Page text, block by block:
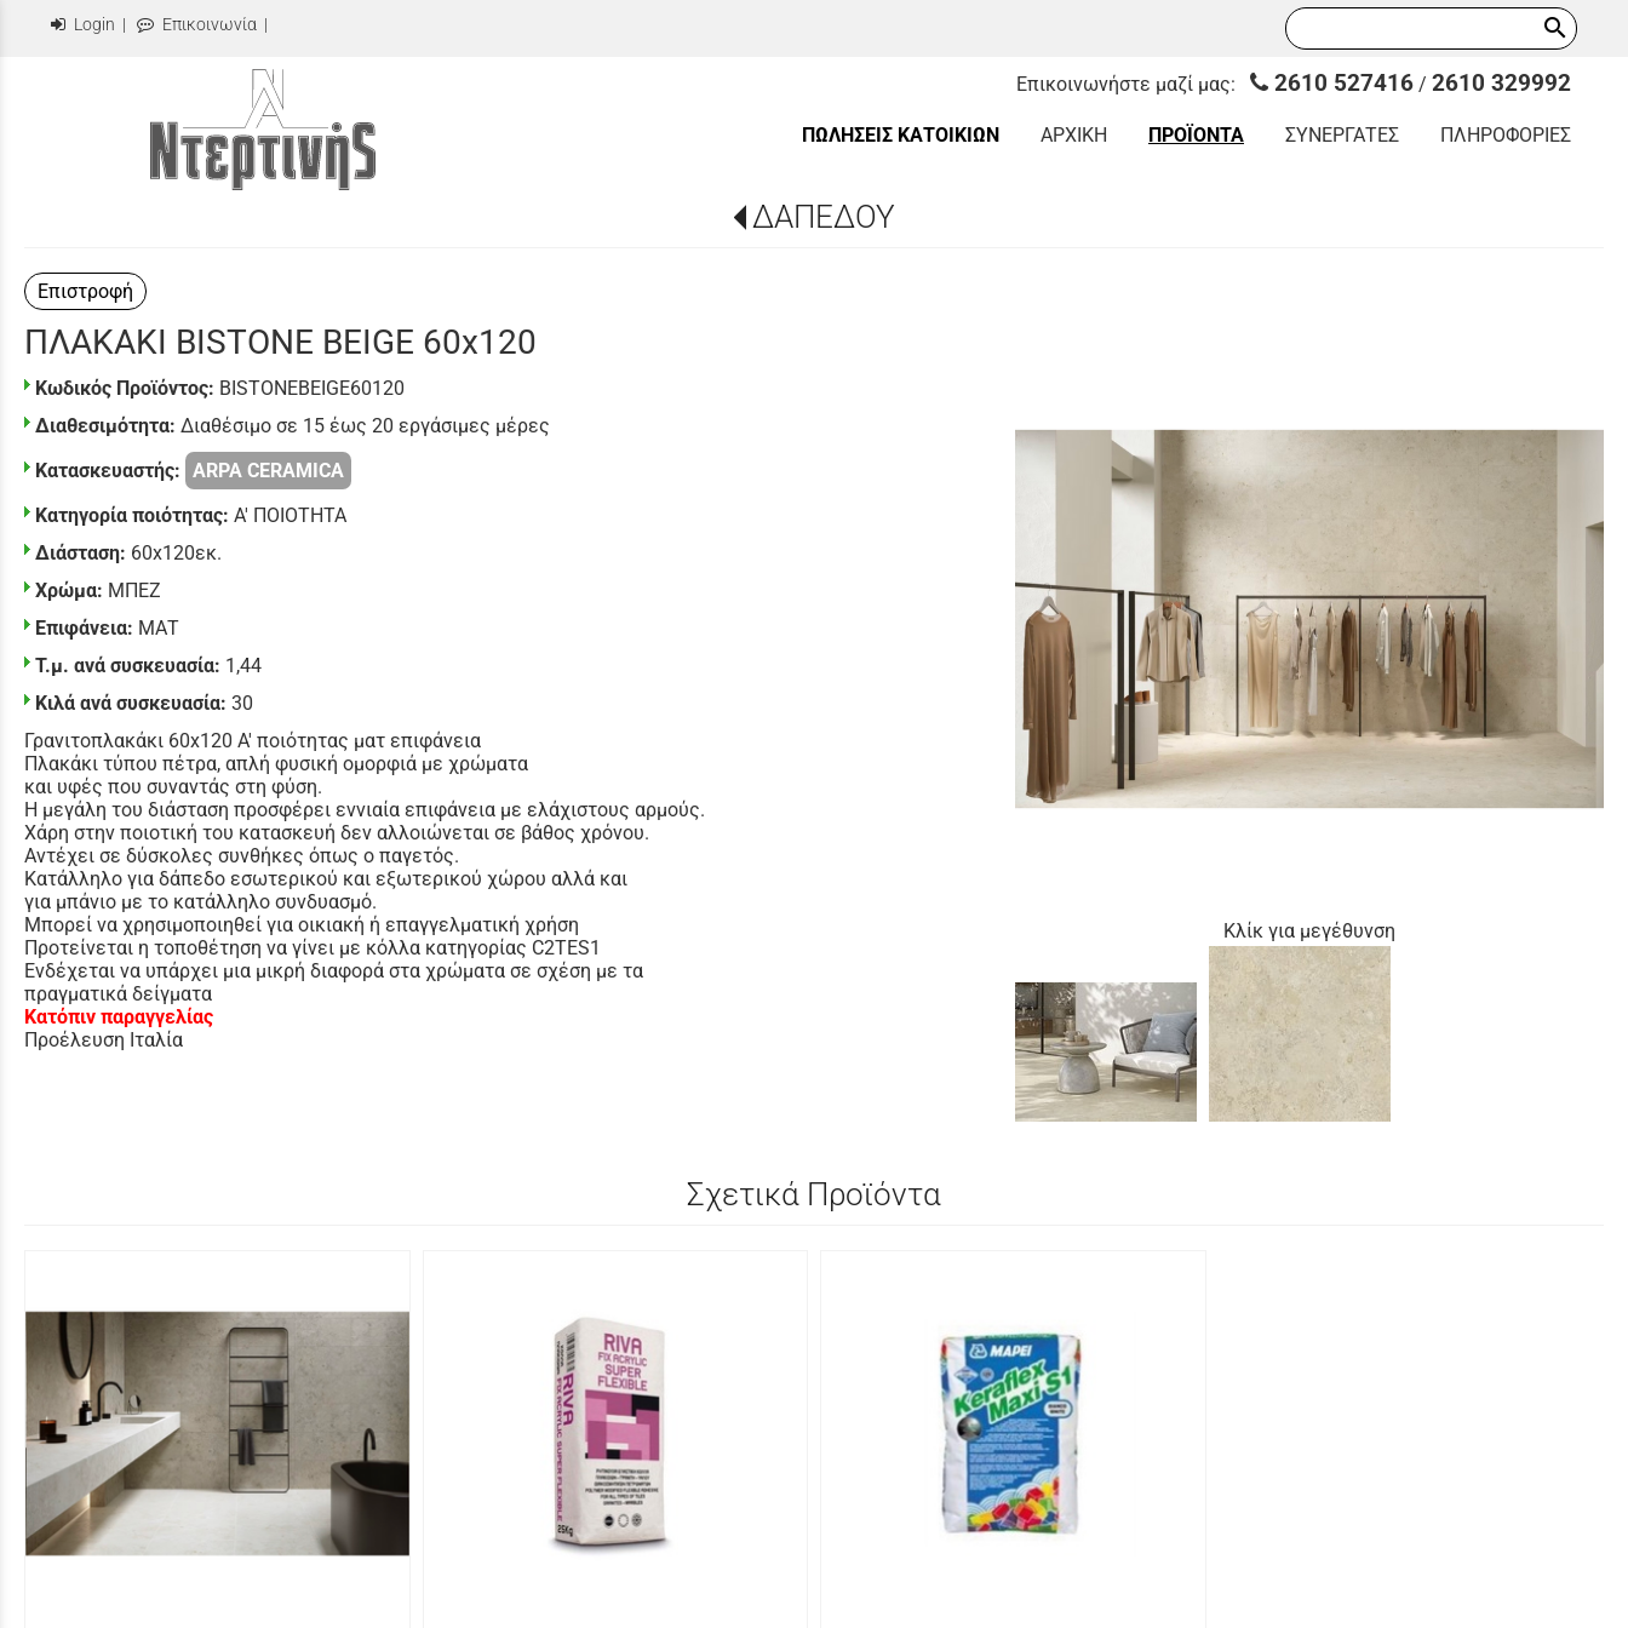
Login | Επικοινωνία | search
Επικοινωνήστε μαζί μας: 2610 527416 / 2610 329992
ΠΩΛΗΣΕΙΣ ΚΑΤΟΙΚΙΩΝ ΑΡΧΙΚΗ ΠΡΟΪΟΝΤΑ ΣΥΝΕΡΓΑΤΕΣ ΠΛΗΡΟΦΟΡΙΕΣ
ΔΑΠΕΔΟΥ
Επιστροφή
Κλίκ για μεγέθυνση
ΠΛΑΚΑΚΙ BISTONE BEIGE 60x120
Κωδικός Προϊόντος: BISTONEBEIGE60120
Διαθεσιμότητα: Διαθέσιμο σε 15 έως 20 εργάσιμες μέρες
Κατασκευαστής: ARPA CERAMICA
Κατηγορία ποιότητας: Α' ΠΟΙΟΤΗΤΑ
Διάσταση: 60x120εκ.
Χρώμα: ΜΠΕΖ
Επιφάνεια: ΜΑΤ
Τ.μ. ανά συσκευασία: 1,44
Κιλά ανά συσκευασία: 30
Γρανιτοπλακάκι 60x120 Α' ποιότητας ματ επιφάνεια
Πλακάκι τύπου πέτρα, απλή φυσική ομορφιά με χρώματα
και υφές που συναντάς στη φύση.
Η μεγάλη του διάσταση προσφέρει εννιαία επιφάνεια με ελάχιστους αρμούς.
Χάρη στην ποιοτική του κατασκευή δεν αλλοιώνεται σε βάθος χρόνου.
Αντέχει σε δύσκολες συνθήκες όπως ο παγετός.
Κατάλληλο για δάπεδο εσωτερικού και εξωτερικού χώρου αλλά και
για μπάνιο με το κατάλληλο συνδυασμό.
Μπορεί να χρησιμοποιηθεί για οικιακή ή επαγγελματική χρήση
Προτείνεται η τοποθέτηση να γίνει με κόλλα κατηγορίας C2TES1
Ενδέχεται να υπάρχει μια μικρή διαφορά στα χρώματα σε σχέση με τα
πραγματικά δείγματα
Κατόπιν παραγγελίας
Προέλευση Ιταλία
Σχετικά Προϊόντα